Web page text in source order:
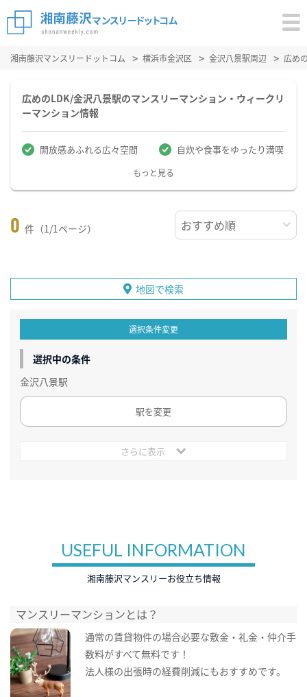
湘南藤沢マンスリードットコム 横浜市金沢区 金沢八景駅周辺 広め
広めのLDK/金沢八景駅のマンスリーマンション・ウィークリ
ーマンション情報
開放感あふれる広々空間 自炊や食事をゆったり満喫
もっと見る
0 件（1/1ページ）
地図で検索
選択条件変更
選択中の条件
金沢八景駅
駅を変更
さらに表示
USEFUL INFORMATION
湘南藤沢マンスリーお役立ち情報
マンスリーマンションとは？
通常の賃貸物件の場合必要な敷金・礼金・仲介手
数料がすべて無料です！
法人様の出張時の経費削減にもおすすめです。